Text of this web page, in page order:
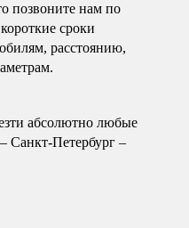
позвоните нам по
сроки
расстоянию,
абсолютно любые
Санкт-Петербург –